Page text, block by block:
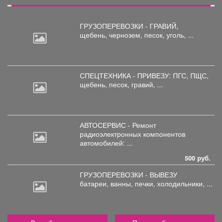
ГРУЗОПЕРЕВОЗКИ - ГРАВИЙ,
щебень, чернозем, песок, уголь, ...
СПЕЦТЕХНИКА - ПРИВЕЗУ: ПГС, ПЩС,
щебень, песок, гравий, ...
АВТОСЕРВИС - Ремонт
радиоэлектронных компонентов
автомобилей: ...
500 руб.
ГРУЗОПЕРЕВОЗКИ - ВЫВЕЗУ
батареи, ванны, печки, холодильники, ...